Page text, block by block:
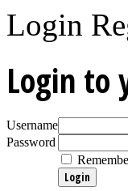
Login
Login to
Username
Password